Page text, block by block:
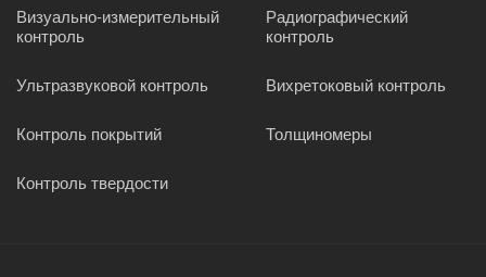
Визуально-измерительный
контроль
Радиографический
контроль
Ультразвуковой контроль Вихретоковый контроль
Контроль покрытий Толщиномеры
Контроль твердости